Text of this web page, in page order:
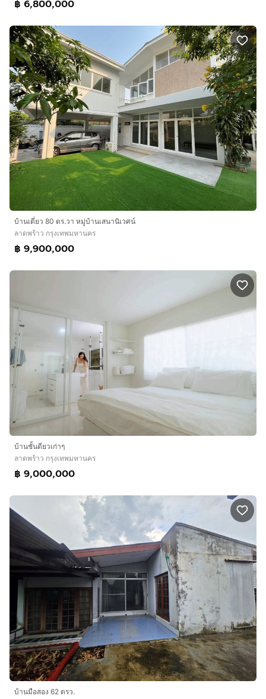
฿ 6,800,000
บ้านเดี่ยว 80 ตร.วา หมู่บ้านเสนานิเวศน์
ลาดพร้าว กรุงเทพมหานคร
฿ 9,900,000
บ้านชั้นดียวเก่าๆ
ลาดพร้าว กรุงเทพมหานคร
฿ 9,000,000
บ้านมือสอง 62 ตรว.